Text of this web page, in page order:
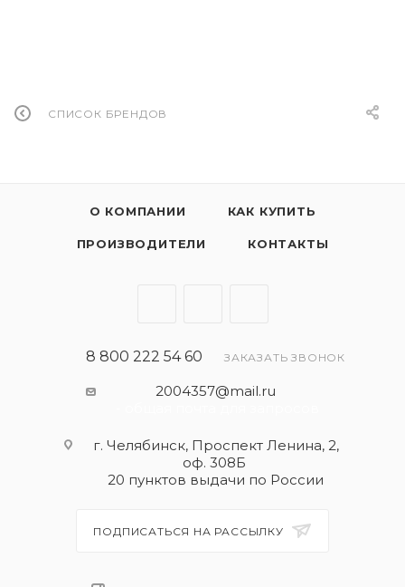
СПИСОК БРЕНДОВ
О КОМПАНИИ КАК КУПИТЬ
ПРОИЗВОДИТЕЛИ КОНТАКТЫ
8 800 222 54 60 ЗАКАЗАТЬ ЗВОНОК
2004357@mail.ru
г. Челябинск, Проспект Ленина, 2,
оф. 308Б
20 пунктов выдачи по России
ПОДПИСАТЬСЯ НА РАССЫЛКУ